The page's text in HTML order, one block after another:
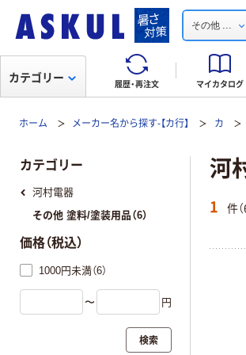
その他 ...
履歴・再注文 マイカタログ
カテゴリー
ホーム メーカー名から探す-【カ行】 カ
河
1 件
カテゴリー
河村電器
その他 塗料/塗装用品（6）
価格（税込）
1000円未満（6）
〜 円
検索